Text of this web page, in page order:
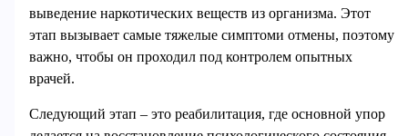
выведение наркотических веществ из организма. Этот
этап вызывает самые тяжелые симптоми отмены, поэтому
важно, чтобы он проходил под контролем опытных
врачей.
Следующий этап – это реабилитация, где основной упор